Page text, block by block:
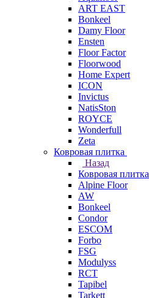
ART EAST
Bonkeel
Damy Floor
Ensten
Floor Factor
Floorwood
Home Expert
ICON
Invictus
NatisSton
ROYCE
Wonderfull
Zeta
Ковровая плитка
Назад
Ковровая плитка
Alpine Floor
AW
Bonkeel
Condor
ESCOM
Forbo
FSG
Modulyss
RCT
Tapibel
Tarkett